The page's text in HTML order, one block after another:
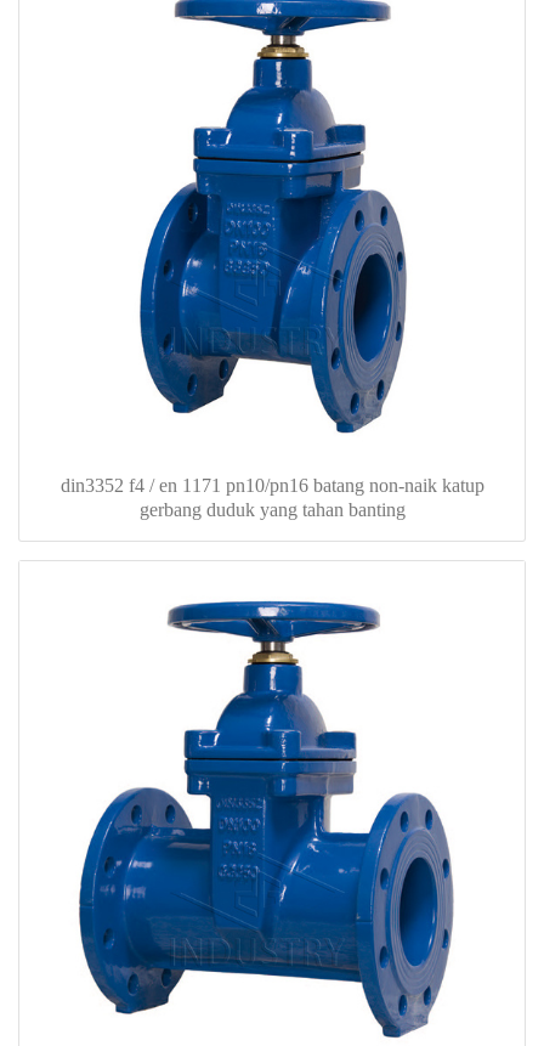
din3352 f4 / en 1171 pn10/pn16 batang non-naik katup
gerbang duduk yang tahan banting